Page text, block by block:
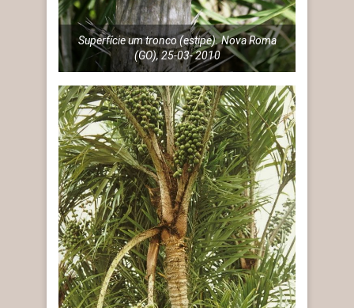
Superfície um tronco (estipe). Nova Roma
(GO), 25-03- 2010